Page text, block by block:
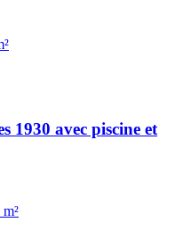
1930 avec piscine et